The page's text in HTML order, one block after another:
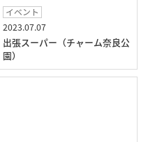
イベント
2023.07.07
出張スーパー（チャーム奈良公
園）